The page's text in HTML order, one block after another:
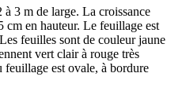
3 m de large. La croissance
cm en hauteur. Le feuillage est
feuilles sont de couleur jaune
vert clair à rouge très
est ovale, à bordure